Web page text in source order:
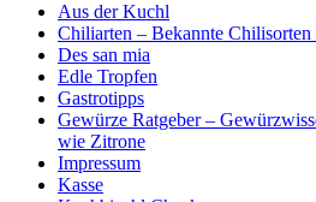
Aus der Kuchl
Chiliarten – Bekannte
Des san mia
Edle Tropfen
Gastrotipps
Gewürze Ratgeber –
wie Zitrone
Impressum
Kasse